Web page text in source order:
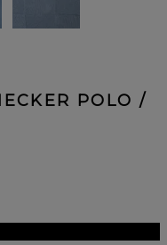
POLO /